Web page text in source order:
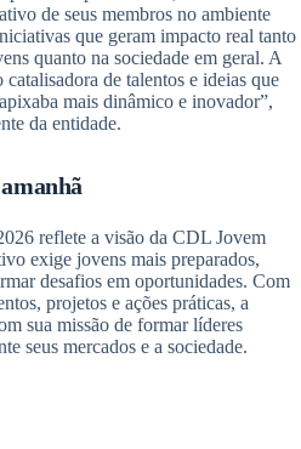
de seus membros no ambiente
que geram impacto real tanto
quanto na sociedade em geral. A
de talentos e ideias que
mais dinâmico e inovador”,
da entidade.
reflete a visão da CDL Jovem
exige jovens mais preparados,
desafios em oportunidades. Com
projetos e ações práticas, a
sua missão de formar líderes
seus mercados e a sociedade.